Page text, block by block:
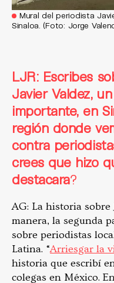
Mural del periodista
Sinaloa. (Foto: Jorge
LJR: Escribes
Javier Valdez,
importante, en
región donde
contra
crees que hizo
destacara?
AG: La historia sobre
manera, la segunda
sobre periodistas
Latina. “Arriesgar la
historia que escribí
colegas en México.